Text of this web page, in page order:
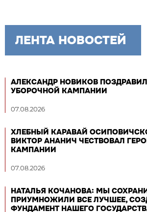
ЛЕНТА НОВОСТЕЙ
АЛЕКСАНДР НОВИКОВ
УБОРОЧНОЙ КАМПАНИИ
07.08.2026
ХЛЕБНЫЙ КАРАВАЙ
ВИКТОР АНАНИЧ ЧЕСТВОВАЛ
КАМПАНИИ
07.08.2026
НАТАЛЬЯ КОЧАНОВА: МЫ
ПРИУМНОЖИЛИ ВСЕ ЛУЧШЕЕ,
ФУНДАМЕНТ НАШЕГО